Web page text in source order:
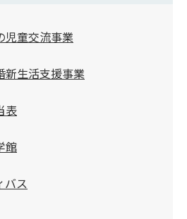
児童交流事業
新生活支援事業
表
館
バス